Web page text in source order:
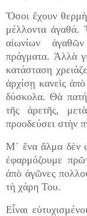
Ὅσοι ἔχουν
μέλλοντα ἀγαθά.
αἰωνίων
πράγματα. Ἀλλὰ
κατάσταση
ἀρχίσῃ κανεὶς
δύσκολα. Θὰ
τῆς ἀρετῆς,
προοδεύσει στὴν
Μ᾿ ἕνα ἅλμα δὲν
ἐφαρμόζουμε
ἀπὸ ἀγῶνες
τὴ χάρη Του.
Εἶναι